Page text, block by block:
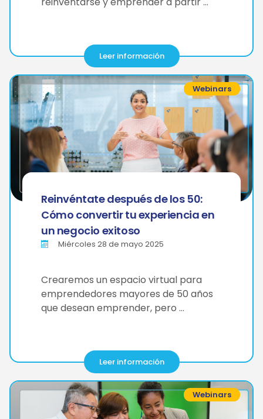
Leer información
Webinars
Reinvéntate después de los 50:
Cómo convertir tu experiencia en
un negocio exitoso
Miércoles 28 de mayo 2025
Crearemos un espacio virtual para
emprendedores mayores de 50 años
que desean emprender, pero …
Leer información
Webinars